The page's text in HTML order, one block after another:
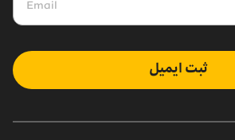
ثبت ایمیل